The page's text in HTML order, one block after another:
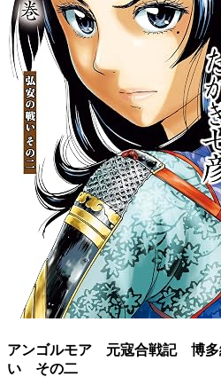
アンゴルモア 元寇合戦記 博
い その二